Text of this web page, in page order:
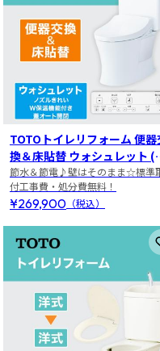
TOTOトイレリフォーム 便器
換＆床貼替 ウォシュレット (
ズルきれい・W保温機能付き
蓋オート開閉)
節水＆節電♪壁はそのまま☆標準
付工事費・処分費無料！
¥269,900 （税込）